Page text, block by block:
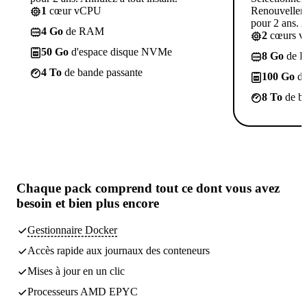
1 cœur vCPU
4 Go de RAM
50 Go d'espace disque NVMe
4 To de bande passante
pour 2 ans.
2 cœurs
8 Go de
100 Go
8 To de
Chaque pack comprend tout ce dont vous avez
besoin et bien plus encore
Gestionnaire Docker
Accès rapide aux journaux des conteneurs
Mises à jour en un clic
Processeurs AMD EPYC